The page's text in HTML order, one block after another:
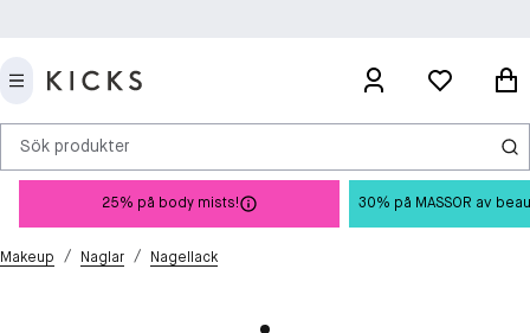
Sök produkter
25% på body mists! 30% på MASSOR av
Makeup / Naglar / Nagellack